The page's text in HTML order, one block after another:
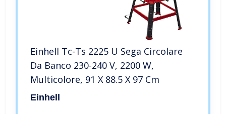
Einhell Tc-Ts 2225 U Sega Circolare
Da Banco 230-240 V, 2200 W,
Multicolore, ‎91 X 88.5 X 97 Cm
Einhell